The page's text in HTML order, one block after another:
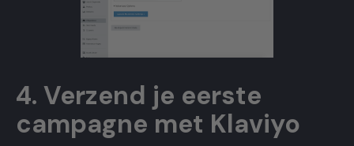
4. Verzend je eerste
campagne met Klaviyo